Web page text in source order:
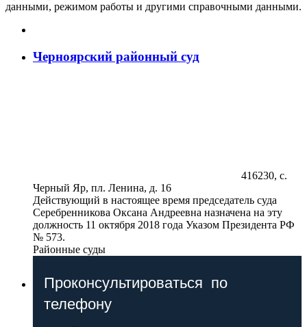
данными, режимом работы и другими справочными данными.
Черноярский районный суд
416230, с.
Черный Яр, пл. Ленина, д. 16
Действующий в настоящее время председатель суда
Серебренникова Оксана Андреевна назначена на эту
должность 11 октября 2018 года Указом Президента РФ
№ 573.
Районные суды